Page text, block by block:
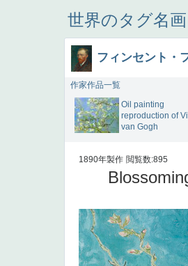
世界のタグ名画
フィンセント・
作家作品一覧
Oil painting
reproduction of
van Gogh
1890年製作 閲覧数:895